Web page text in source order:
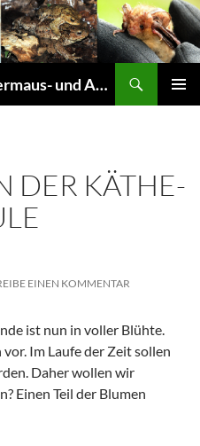
Arbeitsgemeinschaft Fledermaus- und Amphibienschutz Seligenstadt und Mainhausen
DER KÄTHE-
EINEN KOMMENTAR
ist nun in voller Blühte.
Im Laufe der Zeit sollen
Daher wollen wir
Einen Teil der Blumen